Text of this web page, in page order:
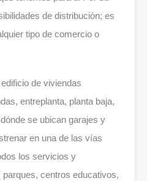
de distribución; es
tipo de comercio o
de viviendas
entreplanta, planta baja,
se ubican garajes y
en una de las vías
los servicios y
centros educativos,